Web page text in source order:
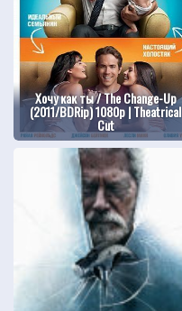
Хочу как ты / The Change-Up
(2011/BDRip) 1080p | Theatrical
Cut